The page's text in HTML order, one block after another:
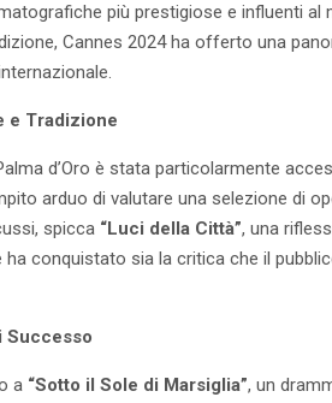
più prestigiose e influenti al
Cannes 2024 ha offerto una
e Tradizione
d’Oro è stata particolarmente
arduo di valutare una selezione di
spicca “Luci della Città”, una
conquistato sia la critica che il
Successo
a “Sotto il Sole di Marsiglia”, un